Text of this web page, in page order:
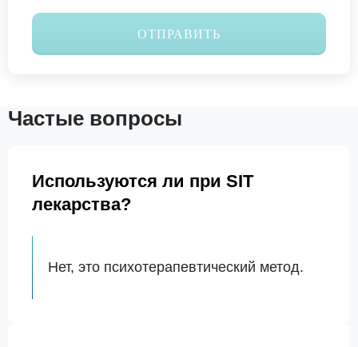
ОТПРАВИТЬ
Частые вопросы
Используются ли при SIT
лекарства?
Нет, это психотерапевтический метод.